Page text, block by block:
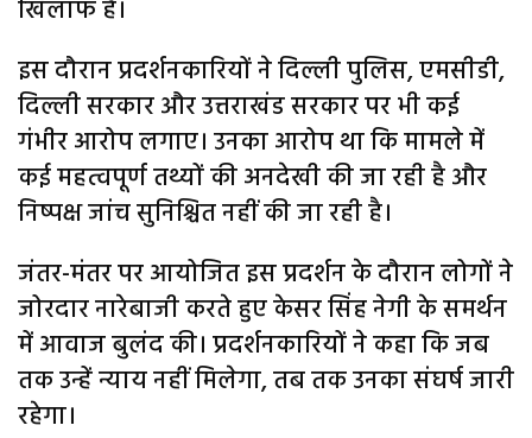
खिलाफ है।
इस दौरान प्रदर्शनकारियों ने दिल्ली पुलिस, एमसीडी,
दिल्ली सरकार और उत्तराखंड सरकार पर भी कई
गंभीर आरोप लगाए। उनका आरोप था कि मामले में
कई महत्वपूर्ण तथ्यों की अनदेखी की जा रही है और
निष्पक्ष जांच सुनिश्चित नहीं की जा रही है।
जंतर-मंतर पर आयोजित इस प्रदर्शन के दौरान लोगों ने
जोरदार नारेबाजी करते हुए केसर सिंह नेगी के समर्थन
में आवाज बुलंद की। प्रदर्शनकारियों ने कहा कि जब
तक उन्हें न्याय नहीं मिलेगा, तब तक उनका संघर्ष जारी
रहेगा।